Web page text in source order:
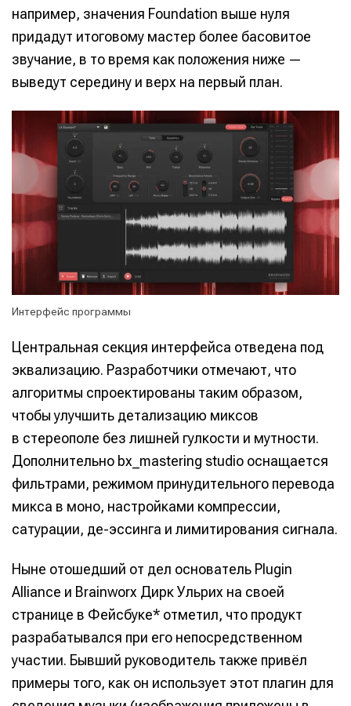
например, значения Foundation выше нуля
придадут итоговому мастер более басовитое
звучание, в то время как положения ниже —
выведут середину и верх на первый план.
Интерфейс программы
Центральная секция интерфейса отведена под
эквализацию. Разработчики отмечают, что
алгоритмы спроектированы таким образом,
чтобы улучшить детализацию миксов
в стереополе без лишней гулкости и мутности.
Дополнительно bx_mastering studio оснащается
фильтрами, режимом принудительного перевода
микса в моно, настройками компрессии,
сатурации, де-эссинга и лимитирования сигнала.
Ныне отошедший от дел основатель Plugin
Alliance и Brainworx Дирк Ульрих на своей
странице в Фейсбуке* отметил, что продукт
разрабатывался при его непосредственном
участии. Бывший руководитель также привёл
примеры того, как он использует этот плагин для